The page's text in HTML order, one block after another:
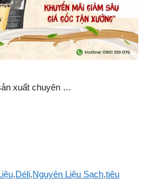
xuất chuyên …
,Déli,Nguyên Liệu Sạch,tiêu